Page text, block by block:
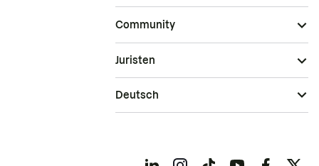
Community
Juristen
Deutsch